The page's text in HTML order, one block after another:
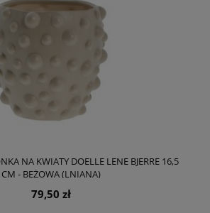
NA KWIATY DOELLE LENE BJERRE 16,5
CM - BEŻOWA (LNIANA)
79,50 zł